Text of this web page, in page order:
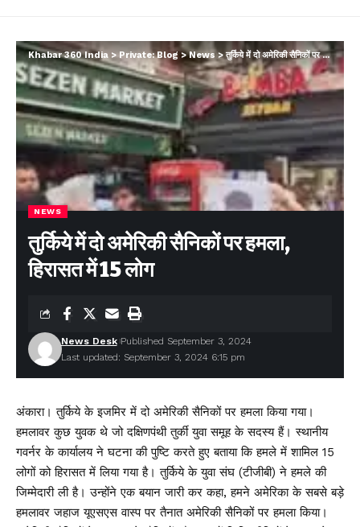
Khabar 360 India >Private: Blog>News>तुर्किये में दो अमेरिकी सैनिकों पर हमला, हिरासत में 15 लोग
NEWS
तुर्किये में दो अमेरिकी सैनिकों पर हमला,
हिरासत में 15 लोग
Last updated: September 3, 2024 6:15 pm
News Desk Published September 3, 2024
अंकारा। तुर्किये के इजमिर में दो अमेरिकी सैनिकों पर हमला किया गया।
हमलावर कुछ युवक थे जो दक्षिणपंथी तुर्की युवा समूह के सदस्य हैं। स्थानीय
गवर्नर के कार्यालय ने घटना की पुष्टि करते हुए बताया कि हमले में शामिल 15
लोगों को हिरासत में लिया गया है। तुर्किये के युवा संघ (टीजीबी) ने हमले की
जिम्मेदारी ली है। उन्होंने एक बयान जारी कर कहा, हमने अमेरिका के सबसे बड़े
हमलावर जहाज यूएसएस वास्प पर तैनात अमेरिकी सैनिकों पर हमला किया।